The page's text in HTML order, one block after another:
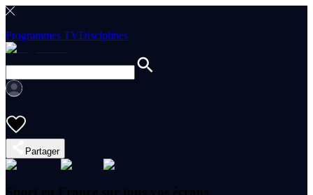
Programmes TVDisciplines
Partager
Sport en France sur tous vos écrans